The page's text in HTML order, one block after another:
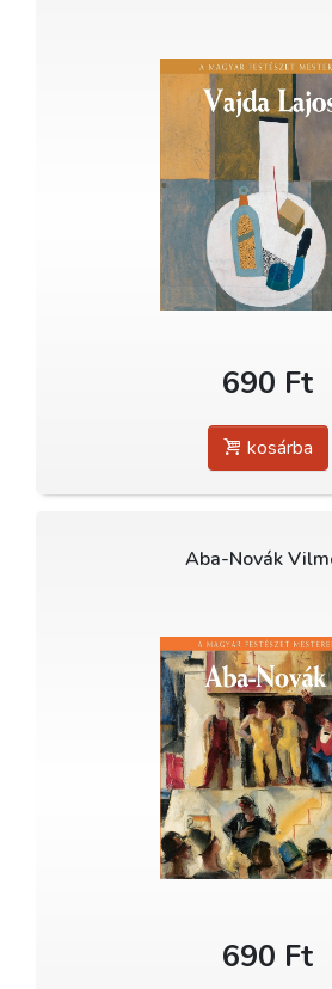
690 Ft
kosárba
Aba-Novák
690 Ft